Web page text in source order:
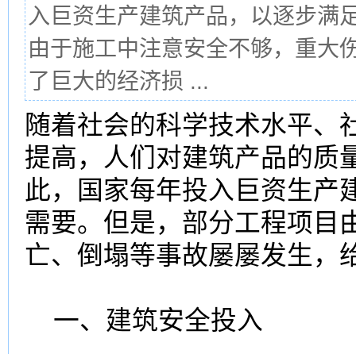
入巨资生产建筑产品，以逐步满
由于施工中注意安全不够，重大
了巨大的经济损 ...
随着社会的科学技术水平、
提高，人们对建筑产品的质
此，国家每年投入巨资生产
需要。但是，部分工程项目
亡、倒塌等事故屡屡发生，
一、建筑安全投入